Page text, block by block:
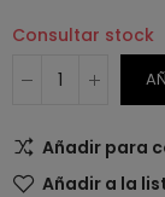
Consultar stock
Añadir para
Añadir a la